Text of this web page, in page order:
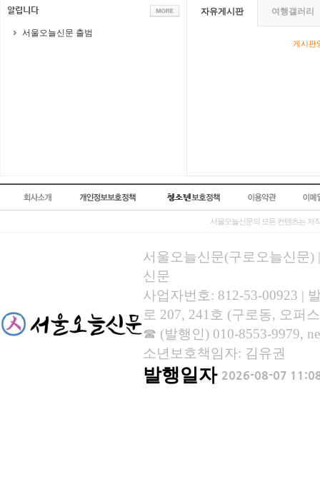
서울오늘신문 출범
자유게시판 여행갤러리
게시판
서울오늘신문의 모든 컨텐츠는 저
서울오늘신문(구로오늘신문)
신문
사업자번호: 812-53-00923 |
로 207, 241호 (구로동, 오퍼
☎ (발행인) 010-8553-9979,
소년보호책임자: 김유권
발행일자